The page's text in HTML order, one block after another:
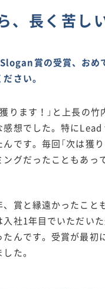
、長く苦し
賞の受賞、おめ
さい。
獲ります！」と上長の
感想でした。特に
んです。毎回「次は獲
ングだったこともあっ
、賞と縁遠かったこと
入社1年目でいただい
たんです。受賞が最
た。